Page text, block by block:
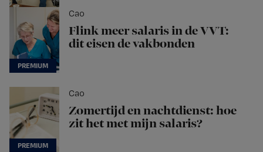
Cao
Flink meer salaris in de VVT:
dit eisen de vakbonden
Cao
Zomertijd en nachtdienst: hoe
zit het met mijn salaris?